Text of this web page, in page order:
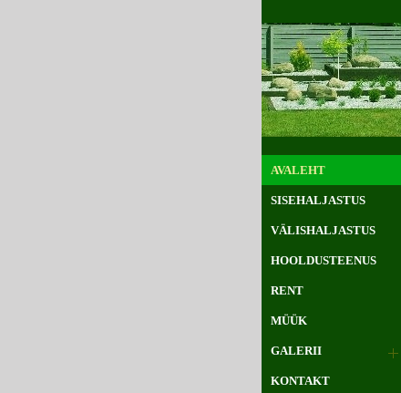
AVALEHT
SISEHALJASTUS
VÄLISHALJASTUS
HOOLDUSTEENUS
RENT
MÜÜK
GALERII
KONTAKT